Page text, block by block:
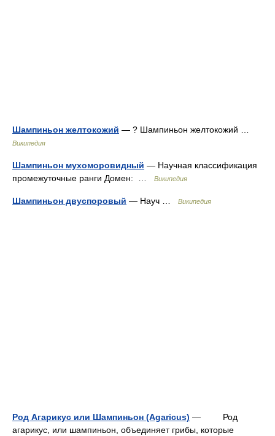
Шампиньон желтокожий — ? Шампиньон желтокожий …
Википедия
Шампиньон мухоморовидный — Научная классификация
промежуточные ранги Домен: …
Википедия
Шампиньон двуспоровый — Науч … Википедия
Род Агарикус или Шампиньон (Agaricus) — Род
агарикус, или шампиньон, объединяет грибы, которые